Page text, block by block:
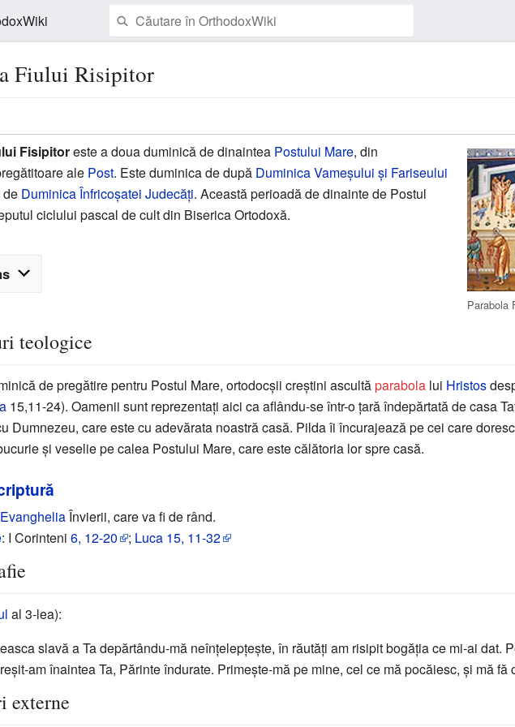
Fiului Risipitor
Parabola
Fisipitoreste a doua duminică de dinaintea Postului Mare, din
ale Post. Este duminica de după Duminica Vameşului şi Fariseului
de Duminica Înfricoşatei Judecăţi. Această perioadă de dinainte de Postul
ciclului pascal de cult din Biserica Ortodoxă.
teologice
de pregătire pentru Postul Mare, ortodocșii creștini ascultăparabola lui Hristos
15,11-24). Oamenii sunt reprezentați aici ca aflându-se într-o țară îndepărtată de casa
Dumnezeu, care este cu adevărata noastră casă. Pilda îi încurajează pe cei care
și veselie pe calea Postului Mare, care este călătoria lor spre casă.
EvangheliaÎnvierii, care va fi de rând.
: I Corinteni6, 12-20 ; Luca 15, 11-32
al 3-lea):
slavă a Ta depărtându-mă neînţelepţeşte, în răutăţi am risipit bogăţia ce mi-ai dat.
am înaintea Ta, Părinte îndurate. Primeşte-mă pe mine, cel ce mă pocăiesc, şi mă fă
externe